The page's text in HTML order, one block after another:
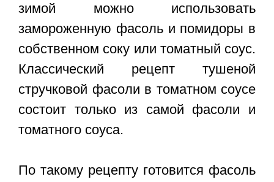
зимой можно использовать
замороженную фасоль и помидоры в
собственном соку или томатный соус.
Классический рецепт тушеной
стручковой фасоли в томатном соусе
состоит только из самой фасоли и
томатного соуса.
По такому рецепту готовится фасоль